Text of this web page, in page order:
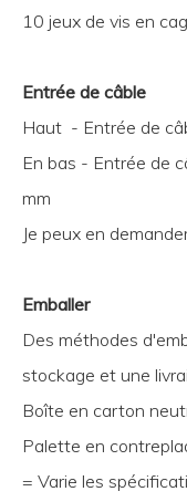
10 jeux de vis en
Entrée de câble
Haut - Entrée de
En bas - Entrée de
mm
Je peux en
Emballer
Des méthodes
stockage et une
Boîte en carton
Palette en
= Varie les